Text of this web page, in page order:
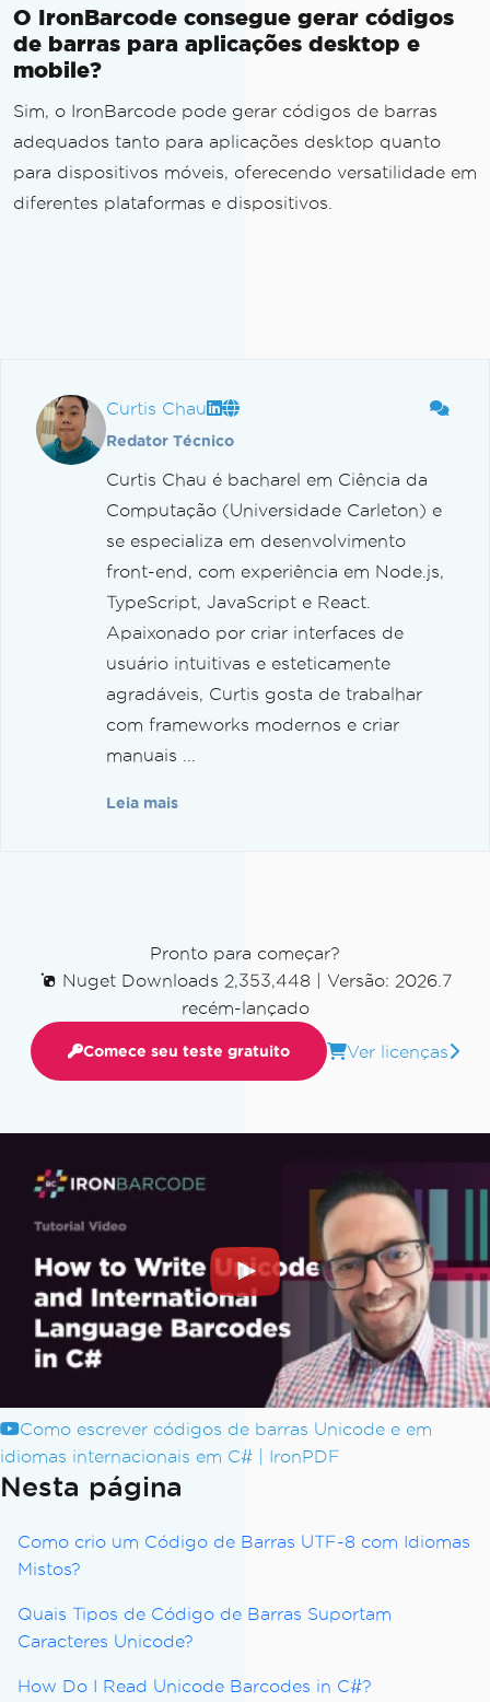
O IronBarcode consegue gerar códigos
de barras para aplicações desktop e
mobile?
Sim, o IronBarcode pode gerar códigos de barras
adequados tanto para aplicações desktop quanto
para dispositivos móveis, oferecendo versatilidade em
diferentes plataformas e dispositivos.
Curtis Chau
Redator Técnico
Curtis Chau é bacharel em Ciência da
Computação (Universidade Carleton) e
se especializa em desenvolvimento
front-end, com experiência em Node.js,
TypeScript, JavaScript e React.
Apaixonado por criar interfaces de
usuário intuitivas e esteticamente
agradáveis, Curtis gosta de trabalhar
com frameworks modernos e criar
manuais ...
Leia mais
Pronto para começar?
Nuget Downloads 2,353,448| Versão: 2026.7
recém-lançado
Comece seu teste gratuito Ver licenças
Como escrever códigos de barras Unicode e em
idiomas internacionais em C# | IronPDF
Nesta página
Como crio um Código de Barras UTF-8 com Idiomas
Mistos?
Quais Tipos de Código de Barras Suportam
Caracteres Unicode?
How Do I Read Unicode Barcodes in C#?